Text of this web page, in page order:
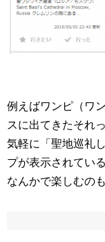
例えばワンピ（ワ
スに出てきたそれ
気軽に「聖地巡礼
プが表示されてい
なんかで楽しむのも